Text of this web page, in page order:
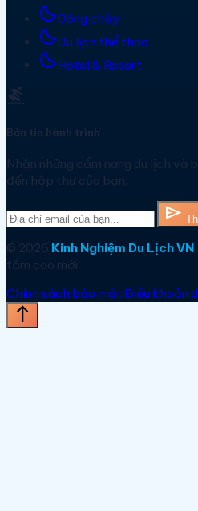
bedtimeDòng chảy
bedtimeDu lịch thể thao
bedtimeHotel & Resort
surfing
Bản tin hành trình
Nhận những cẩm nang du lịch
đến hộp thư của bạn.
send
© 2026 Kinh Nghiệm Du Lịch VN
tầm cao mới.
Chính sách bảo mậtĐiều khoản
north